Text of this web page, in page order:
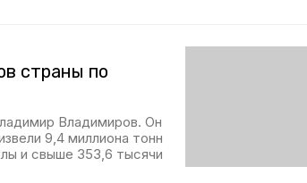
страны по
Владимиров. Он
9,4 миллиона тонн
и свыше 353,6 тысячи